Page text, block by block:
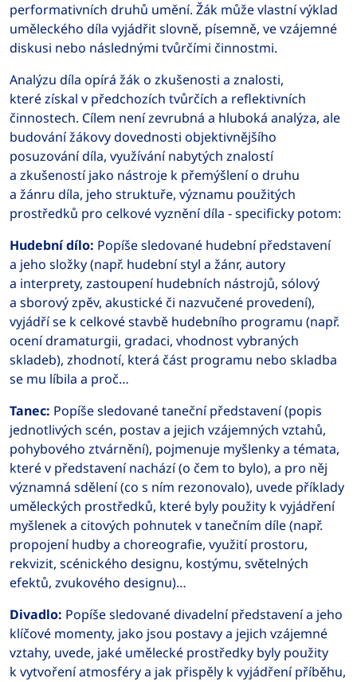
performativních druhů umění. Žák může vlastní výklad
uměleckého díla vyjádřit slovně, písemně, ve vzájemné
diskusi nebo následnými tvůrčími činnostmi.
Analýzu díla opírá žák o zkušenosti a znalosti,
které získal v předchozích tvůrčích a reflektivních
činnostech. Cílem není zevrubná a hluboká analýza, ale
budování žákovy dovednosti objektivnějšího
posuzování díla, využívání nabytých znalostí
a zkušeností jako nástroje k přemýšlení o druhu
a žánru díla, jeho struktuře, významu použitých
prostředků pro celkové vyznění díla - specificky potom:
Hudební dílo: Popíše sledované hudební představení
a jeho složky (např. hudební styl a žánr, autory
a interprety, zastoupení hudebních nástrojů, sólový
a sborový zpěv, akustické či nazvučené provedení),
vyjádří se k celkové stavbě hudebního programu (např.
ocení dramaturgii, gradaci, vhodnost vybraných
skladeb), zhodnotí, která část programu nebo skladba
se mu líbila a proč…
Tanec: Popíše sledované taneční představení (popis
jednotlivých scén, postav a jejich vzájemných vztahů,
pohybového ztvárnění), pojmenuje myšlenky a témata,
které v představení nachází (o čem to bylo), a pro něj
významná sdělení (co s ním rezonovalo), uvede příklady
uměleckých prostředků, které byly použity k vyjádření
myšlenek a citových pohnutek v tanečním díle (např.
propojení hudby a choreografie, využití prostoru,
rekvizit, scénického designu, kostýmu, světelných
efektů, zvukového designu)…
Divadlo: Popíše sledované divadelní představení a jeho
klíčové momenty, jako jsou postavy a jejich vzájemné
vztahy, uvede, jaké umělecké prostředky byly použity
k vytvoření atmosféry a jak přispěly k vyjádření příběhu,